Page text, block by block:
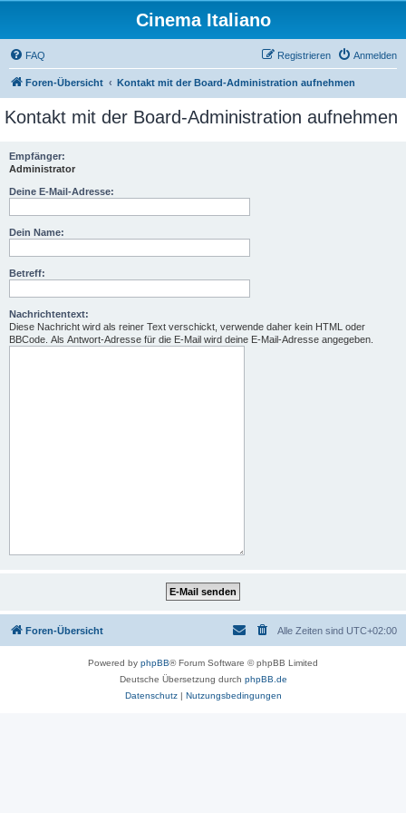
Cinema Italiano
FAQ Anmelden
Registrieren
Foren-Übersicht Kontakt mit der Board-Administration aufnehmen
Kontakt mit der Board-Administration aufnehmen
Empfänger:
Administrator
Deine E-Mail-Adresse:
Dein Name:
Betreff:
Nachrichtentext:
Diese Nachricht wird als reiner Text verschickt, verwende daher kein HTML oder
BBCode. Als Antwort-Adresse für die E-Mail wird deine E-Mail-Adresse angegeben.
Foren-Übersicht Alle Zeiten sind UTC+02:00
Powered by phpBB® Forum Software © phpBB Limited
Deutsche Übersetzung durch phpBB.de
Datenschutz| Nutzungsbedingungen